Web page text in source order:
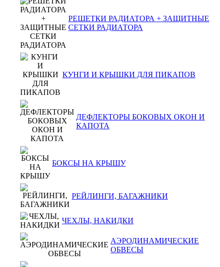
РЕШЕТКИ РАДИАТОРА + ЗАЩИТНЫЕ
СЕТКИ РАДИАТОРА
КУНГИ И КРЫШКИ ДЛЯ ПИКАПОВ
ДЕФЛЕКТОРЫ БОКОВЫХ ОКОН И
КАПОТА
БОКСЫ НА КРЫШУ
РЕЙЛИНГИ, БАГАЖНИКИ
ЧЕХЛЫ, НАКИДКИ
АЭРОДИНАМИЧЕСКИЕ
ОБВЕСЫ